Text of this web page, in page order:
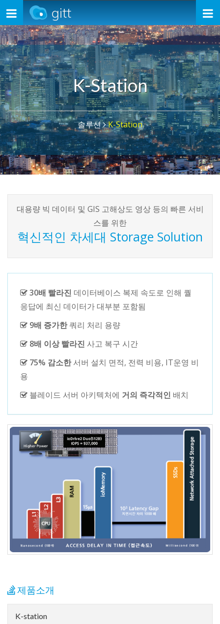
Toggle
navigation
gitt
K-Station
솔루션 K-Station
대용량 빅 데이터 및 GIS 고해상도 영상 등의 빠른 서비
스를 위한
혁신적인 차세대 Storage Solution
30배 빨라진 데이터베이스 복제 속도로 인해 퀄
응답에 최신 데이터가 대부분 포함됨
9배 증가한쿼리 처리 용량
8배 이상 빨라진 사고 복구 시간
75% 감소한서버 설치 면적, 전력 비용, IT운영 비
용
블레이드 서버 아키텍처에 거의 즉각적인 배치
제품소개
K-station